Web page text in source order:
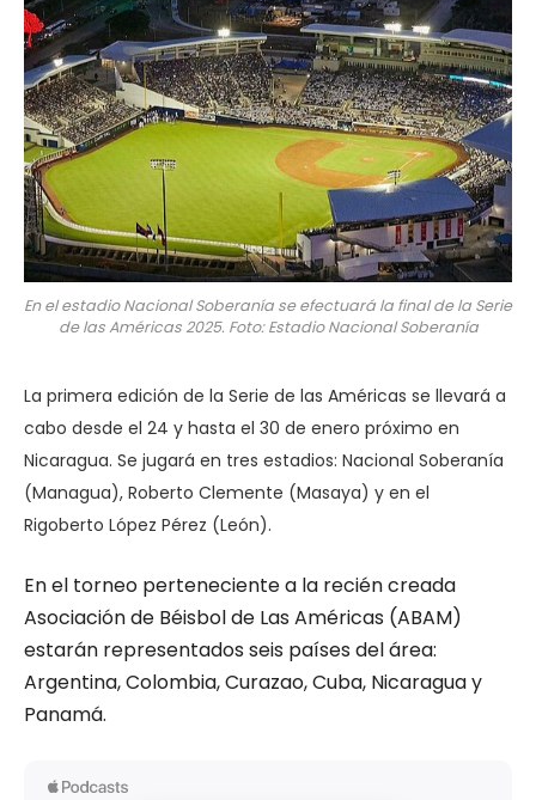
En el estadio Nacional Soberanía se efectuará la final de la Serie
de las Américas 2025. Foto: Estadio Nacional Soberanía
La primera edición de la Serie de las Américas se llevará a
cabo desde el 24 y hasta el 30 de enero próximo en
Nicaragua. Se jugará en tres estadios: Nacional Soberanía
(Managua), Roberto Clemente (Masaya) y en el
Rigoberto López Pérez (León).
En el torneo perteneciente a la recién creada
Asociación de Béisbol de Las Américas (ABAM)
estarán representados seis países del área:
Argentina, Colombia, Curazao, Cuba, Nicaragua y
Panamá.